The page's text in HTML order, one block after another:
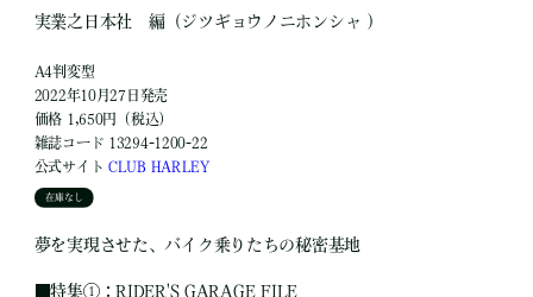
実業之日本社 編（ジツギョウノニホンシャ ）
A4判変型
2022年10月27日発売
価格 1,650円（税込）
雑誌コード 13294-1200-22
公式サイト CLUB HARLEY
在庫なし
夢を実現させた、バイク乗りたちの秘密基地
■特集①：RIDER'S GARAGE FILE